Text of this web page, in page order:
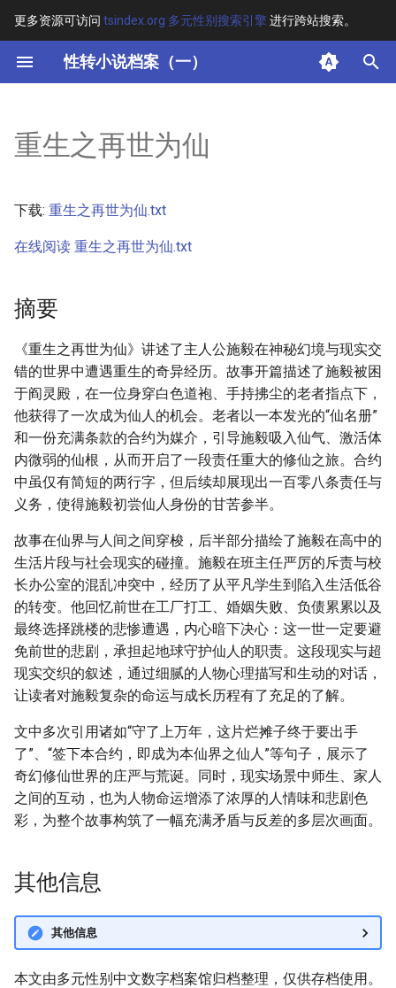
更多资源可访问 tsindex.org 多元性别搜索引擎进行跨站搜索。
性转小说档案（一）
键
开
搜
索
正文
重生之再世为仙
下载: 重生之再世为仙.txt
在线阅读 重生之再世为仙.txt
摘要
《重生之再世为仙》讲述了主人公施毅在神秘幻境与现实交
错的世界中遭遇重生的奇异经历。故事开篇描述了施毅被困
于阎灵殿，在一位身穿白色道袍、手持拂尘的老者指点下，
他获得了一次成为仙人的机会。老者以一本发光的“仙名册”
和一份充满条款的合约为媒介，引导施毅吸入仙气、激活体
内微弱的仙根，从而开启了一段责任重大的修仙之旅。合约
中虽仅有简短的两行字，但后续却展现出一百零八条责任与
义务，使得施毅初尝仙人身份的甘苦参半。
故事在仙界与人间之间穿梭，后半部分描绘了施毅在高中的
生活片段与社会现实的碰撞。施毅在班主任严厉的斥责与校
长办公室的混乱冲突中，经历了从平凡学生到陷入生活低谷
的转变。他回忆前世在工厂打工、婚姻失败、负债累累以及
最终选择跳楼的悲惨遭遇，内心暗下决心：这一世一定要避
免前世的悲剧，承担起地球守护仙人的职责。这段现实与超
现实交织的叙述，通过细腻的人物心理描写和生动的对话，
让读者对施毅复杂的命运与成长历程有了充足的了解。
文中多次引用诸如“守了上万年，这片烂摊子终于要出手
了”、“签下本合约，即成为本仙界之仙人”等句子，展示了
奇幻修仙世界的庄严与荒诞。同时，现实场景中师生、家人
之间的互动，也为人物命运增添了浓厚的人情味和悲剧色
彩，为整个故事构筑了一幅充满矛盾与反差的多层次画面。
其他信息
其他信息
本文由多元性别中文数字档案馆归档整理，仅供存档使用。